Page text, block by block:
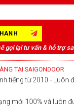
gọi lại tư vấn & hỗ trợ
TẠI SAIGONDOOR
tiếng từ 2010 - Luôn
mới 100% và luôn